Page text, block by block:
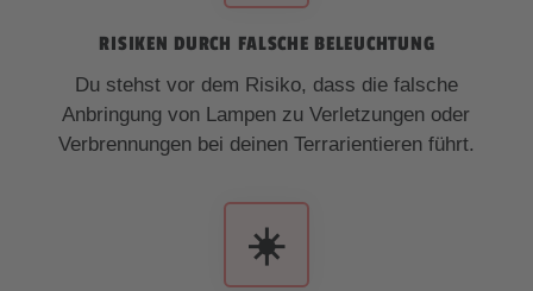
RISIKEN DURCH FALSCHE BELEUCHTUNG
Du stehst vor dem Risiko, dass die falsche
Anbringung von Lampen zu Verletzungen oder
Verbrennungen bei deinen Terrarientieren führt.
☀️